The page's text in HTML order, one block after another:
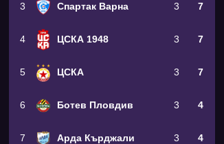
3 Спартак Варна 3 7
4 ЦСКА 1948 3 7
5 ЦСКА 3 7
6 Ботев Пловдив 3 4
7 Арда Кърджали 3 4